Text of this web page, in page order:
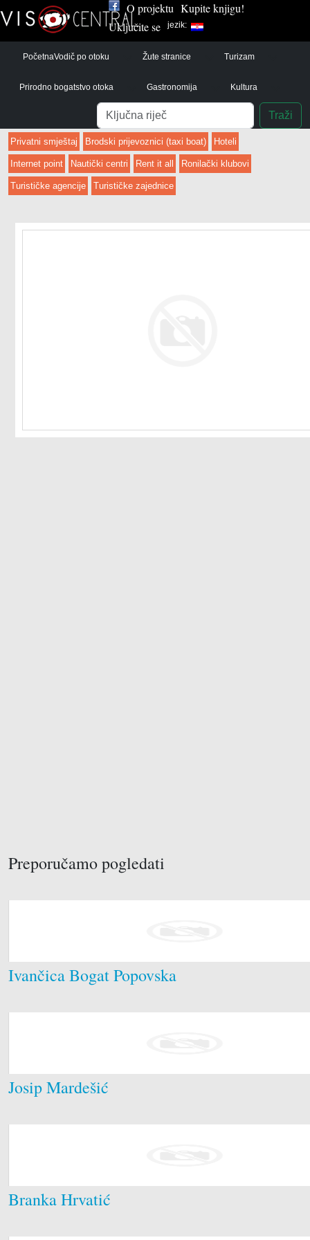
O projektu Kupite knjigu!
Uključite se
jezik:
PočetnaVodič po otoku Žute stranice Turizam
Prirodno bogatstvo otoka Gastronomija Kultura
Pretraga
Traži
Privatni smještaj Brodski prijevoznici (taxi boat) Hoteli
Internet point Nautički centri Rent it all Ronilački klubovi
Turističke agencije Turističke zajednice
Preporučamo pogledati
Ivančica Bogat Popovska
Josip Mardešić
Branka Hrvatić